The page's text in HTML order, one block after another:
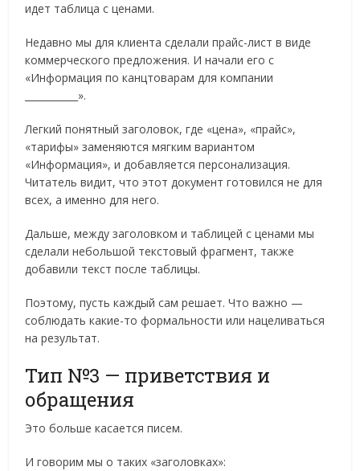
идет таблица с ценами.
Недавно мы для клиента сделали прайс-лист в виде
коммерческого предложения. И начали его с
«Информация по канцтоварам для компании
___________».
Легкий понятный заголовок, где «цена», «прайс»,
«тарифы» заменяются мягким вариантом
«Информация», и добавляется персонализация.
Читатель видит, что этот документ готовился не для
всех, а именно для него.
Дальше, между заголовком и таблицей с ценами мы
сделали небольшой текстовый фрагмент, также
добавили текст после таблицы.
Поэтому, пусть каждый сам решает. Что важно —
соблюдать какие-то формальности или нацеливаться
на результат.
Тип №3 — приветствия и
обращения
Это больше касается писем.
И говорим мы о таких «заголовках»: